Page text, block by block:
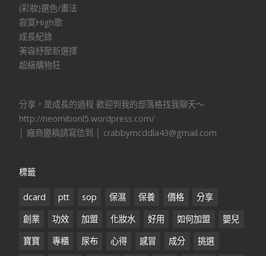
(彩妝)選色/畫法
寂寞High歌
成長紀錄
美容紓壓新選擇
超級購物狂
分享，是成長的過程 歡迎到我的部落格找我聊天～
http://neomibonl5.wordpress.com/
│ 廠商邀稿請寫信到 │ crabbymcddla43@gmail.com
標籤
dcard ptt sop 保濕 保養 價格
分享
創業
功效 加盟 化妝水 好用 如何加盟
嬰兒
寶寶
專櫃 尿布 心得 感冒 成分
挑選